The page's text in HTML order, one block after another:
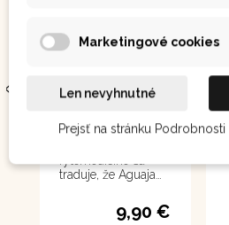
Aguaje 90 g
fytomedicíne sa
traduje, že Aguaja
formovať krásne telo
9,90 €
Marketingové cookies
Len nevyhnutné
Prejsť na stránku